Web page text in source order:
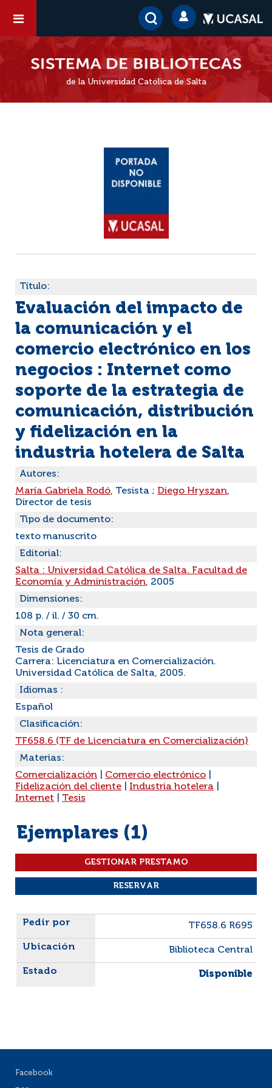
de la Universidad Católica de Salta
Título:
Evaluación del impacto de
la comunicación y el
comercio electrónico en los
negocios : Internet como
soporte de la estrategia de
comunicación, distribución
y fidelización en la
industria hotelera de Salta
Autores:
María Gabriela Rodó, Tesista ; Diego Hryszan,
Director de tesis
Tipo de documento:
texto manuscrito
Editorial:
Salta : Universidad Católica de Salta. Facultad de
Economía y Administración, 2005
Dimensiones:
108 p. / il. / 30 cm.
Nota general:
Tesis de Grado
Carrera: Licenciatura en Comercialización.
Universidad Católica de Salta, 2005.
Idiomas :
Español
Clasificación:
TF658.6 (TF de Licenciatura en Comercialización)
Materias:
Comercialización
Comercio electrónico
Fidelización del cliente
Industria hotelera
Internet
Tesis
Ejemplares (1)
Liste des exemplaires
TF658.6 R695
Biblioteca Central
Disponible
Facebook